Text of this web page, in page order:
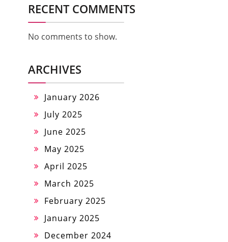
RECENT COMMENTS
No comments to show.
ARCHIVES
January 2026
July 2025
June 2025
May 2025
April 2025
March 2025
February 2025
January 2025
December 2024